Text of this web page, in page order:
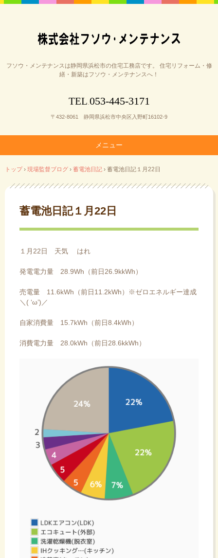
フソウ・メンテナンスは静岡県浜松市の住宅工務店です。 住宅リフォーム・修
繕・新築はフソウ・メンテナンスへ！
TEL 053-445-3171
〒432-8061 静岡県浜松市中央区入野町16102-9
メニュー
ン
テ
トップ › 現場監督ブログ › 蓄電池日記 › 蓄電池日記１月22日
蓄電池日記１月22日
１月22日 天気 はれ
発電電力量 28.9Wh（前日26.9kkWh）
売電量 11.6kWh（前日11.2kWh）※ゼロエネルギー達成
＼( ‘ω’)／
自家消費量 15.7kWh（前日8.4kWh）
消費電力量 28.0kWh（前日28.6kkWh）